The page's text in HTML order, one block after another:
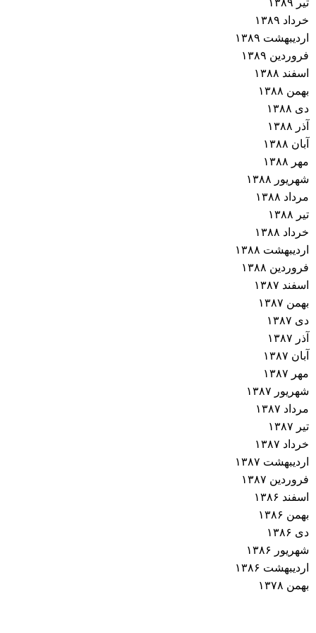
خرداد ۱۳۸۹
اردیبهشت ۱۳۸۹
فروردین ۱۳۸۹
اسفند ۱۳۸۸
بهمن ۱۳۸۸
دی ۱۳۸۸
آذر ۱۳۸۸
آبان ۱۳۸۸
مهر ۱۳۸۸
شهریور ۱۳۸۸
مرداد ۱۳۸۸
تیر ۱۳۸۸
خرداد ۱۳۸۸
اردیبهشت ۱۳۸۸
فروردین ۱۳۸۸
اسفند ۱۳۸۷
بهمن ۱۳۸۷
دی ۱۳۸۷
آذر ۱۳۸۷
آبان ۱۳۸۷
مهر ۱۳۸۷
شهریور ۱۳۸۷
مرداد ۱۳۸۷
تیر ۱۳۸۷
خرداد ۱۳۸۷
اردیبهشت ۱۳۸۷
فروردین ۱۳۸۷
اسفند ۱۳۸۶
بهمن ۱۳۸۶
دی ۱۳۸۶
شهریور ۱۳۸۶
اردیبهشت ۱۳۸۶
بهمن ۱۳۷۸